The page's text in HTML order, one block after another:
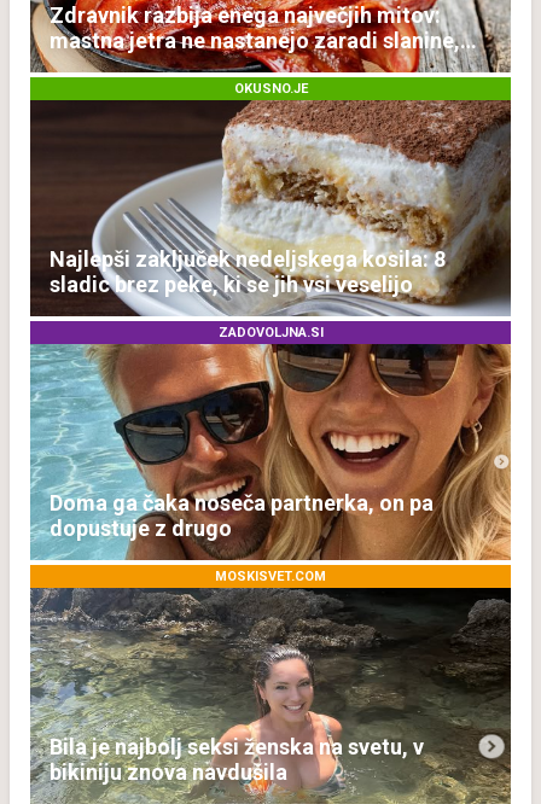
Zdravnik razbija enega največjih mitov:
mastna jetra ne nastanejo zaradi slanine,
temveč zaradi živila, ki ga imamo vsi radi
OKUSNO.JE
Najlepši zaključek nedeljskega kosila: 8
sladic brez peke, ki se jih vsi veselijo
ZADOVOLJNA.SI
Doma ga čaka noseča partnerka, on pa
dopustuje z drugo
MOSKISVET.COM
Bila je najbolj seksi ženska na svetu, v
bikiniju znova navdušila